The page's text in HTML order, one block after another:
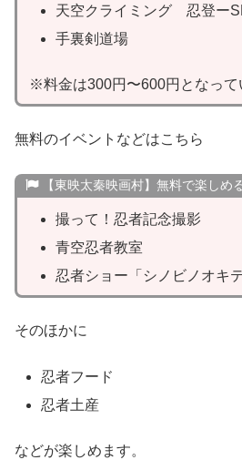
天空クライミング 忍登ー
手裏剣道場
※料金は300円〜600円となって
無料のイベントなどはこちら
【東映太秦映画村】無料で楽しめ
撮って！忍者記念撮影
青空忍者教室
忍者ショー「シノビノオキテ
そのほかに
忍者フード
忍者土産
などが楽しめます。